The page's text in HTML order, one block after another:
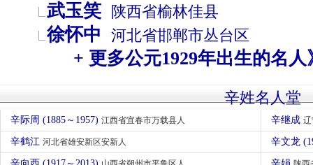
武玉笑 陕西省榆林佳县
徐怀中 河北省邯郸市丛台区
+ 更多公元1929年出生的名人
辛姓名人堂
辛际周 (1885～1957) 江西省宜春市万载县人 辛继成
辛鹤江 河北省雄安新区安新人 辛文龙